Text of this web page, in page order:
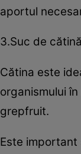
aportul
3.Suc de cătină
Cătina este
organismului
grepfruit.
Este important